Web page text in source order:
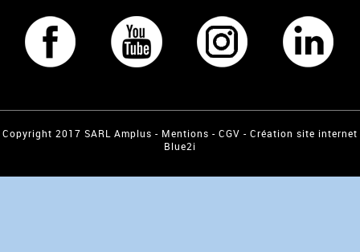
Copyright 2017 SARL Amplus - Mentions - CGV - Création site internet
Blue2i